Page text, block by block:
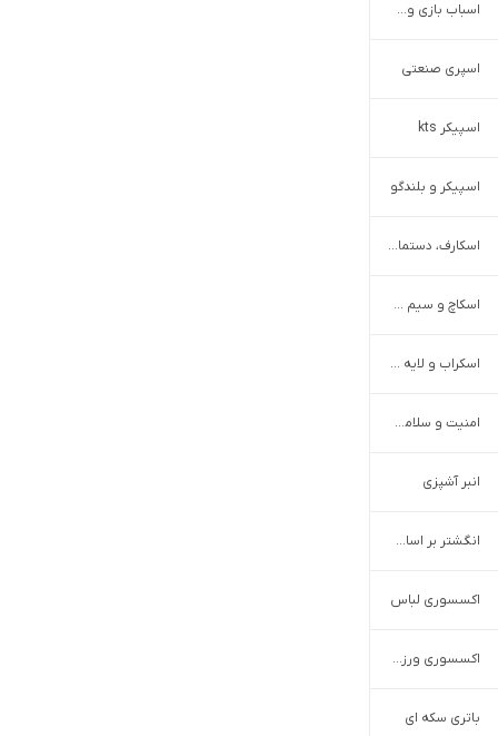
اسباب بازی وسایل نقلیه
اسپری‌ صنعتی
اسپیکر kts
اسپیکر و بلندگو
اسکارف، دستمال سر و گردن
اسکاچ و سیم ظرفشویی
اسکراب و لایه بردار
امنیت و سلامت کودک
انبر آشپزی
انگشتر بر اساس جنس
اکسسوری لباس
اکسسوری ورزشی
باتری سکه ای